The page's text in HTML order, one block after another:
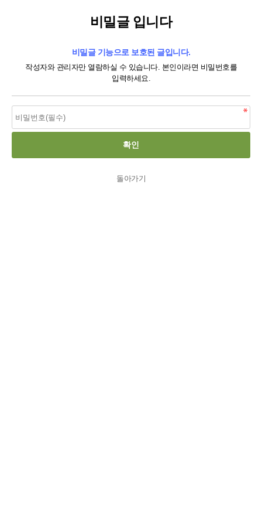
비밀글 입니다
비밀글 기능으로 보호된 글입니다.
작성자와 관리자만 열람하실 수 있습니다. 본인이라면 비밀번호를
입력하세요.
돌아가기